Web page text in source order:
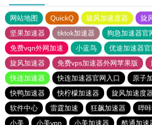
网站地图 QuickQ 旋风加速度器
旋
坚果加速器
tiktok加速器
狗急加速器官
免费vqn外网加速
小蓝鸟 优途加速器官
旋风加速器
免费vps加速器外网苹果版
快连加速器
快连加速器官网入口
原子
快鸭加速器
快柠檬加速器 旋风加速度
软件中心
雷霆加速 狂飙加速器 哔
小美
小美vpn 小美加速器 酷通加速